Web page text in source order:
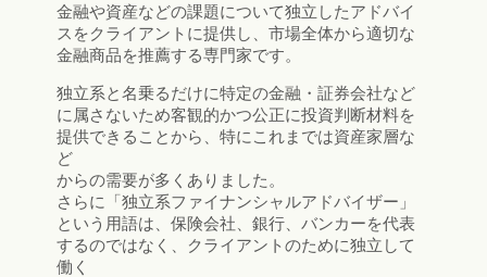
金融や資産などの課題について独立したアドバイ
スをクライアントに提供し、市場全体から適切な
金融商品を推薦する専門家です。
独立系と名乗るだけに特定の金融・証券会社など
に属さないため客観的かつ公正に投資判断材料を
提供できることから、特にこれまでは資産家層な
ど
からの需要が多くありました。
さらに「独立系ファイナンシャルアドバイザー」
という用語は、保険会社、銀行、バンカーを代表
するのではなく、クライアントのために独立して
働く